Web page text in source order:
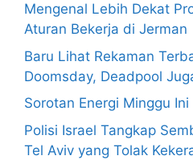
Mengenal Lebih Dekat
Aturan Bekerja di Jerman
Baru Lihat Rekaman
Doomsday, Deadpool
Sorotan Energi Minggu Ini
Polisi Israel Tangkap
Tel Aviv yang Tolak